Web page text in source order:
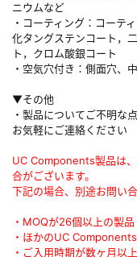
ニウムなど
・コーティング：コーテ
化タングステンコート，
ト，クロム酸銀コート
・空気穴付き：側面穴、
▼その他
・製品についてご不明な
お気軽にご連絡ください
UC Components製品は
合がございます。
下記の場合、別途お問い
・MOQが26個以上の製品
・ほかのUC
・ご入用時期が数ヶ月以